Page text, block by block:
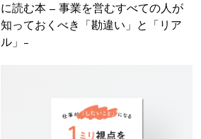
に読む本 – 事業を営むすべての人が
知っておくべき「勘違い」と「リア
ル」-